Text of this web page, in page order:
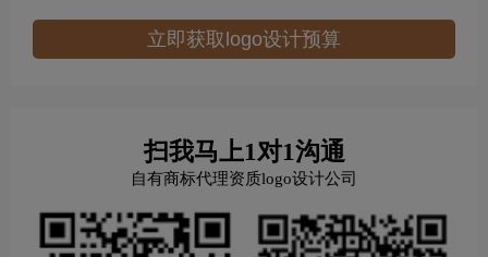
立即获取logo设计预算
扫我马上1对1沟通
自有商标代理资质logo设计公司